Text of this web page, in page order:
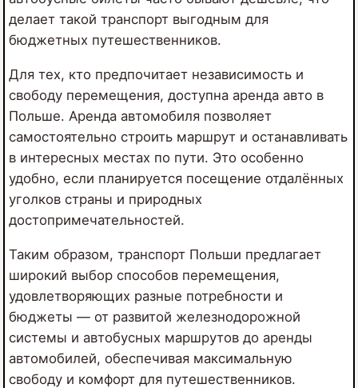
делает такой транспорт выгодным для
бюджетных путешественников.
Для тех, кто предпочитает независимость и
свободу перемещения, доступна аренда авто в
Польше. Аренда автомобиля позволяет
самостоятельно строить маршрут и останавливать
в интересных местах по пути. Это особенно
удобно, если планируется посещение отдалённых
уголков страны и природных
достопримечательностей.
Таким образом, транспорт Польши предлагает
широкий выбор способов перемещения,
удовлетворяющих разные потребности и
бюджеты — от развитой железнодорожной
системы и автобусных маршрутов до аренды
автомобилей, обеспечивая максимальную
свободу и комфорт для путешественников.